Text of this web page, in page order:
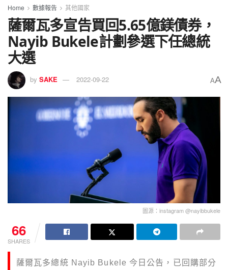
Home 數據報告 其他國家
薩爾瓦多宣告買回5.65億鎂債券，
Nayib Bukele計劃參選下任總統
大選
by SAKE 2022-09-22 AA
圖源：instagram @nayibbukele
66
SHARES
薩爾瓦多總統 Nayib Bukele 今日公告，已回購部分